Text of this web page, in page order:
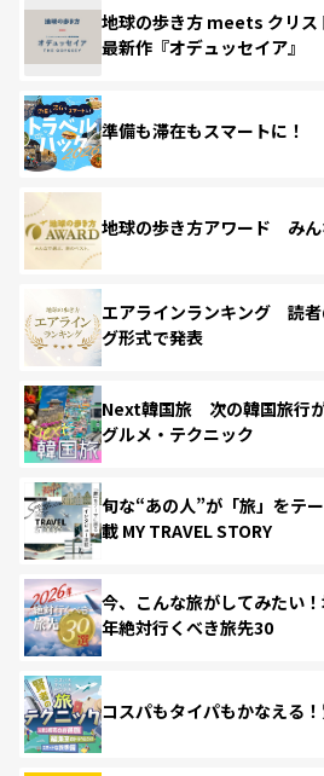
地球の歩き方 meets クリス
最新作『オデュッセイア』
準備も滞在もスマートに！
地球の歩き方アワード みん
エアラインランキング 読
グ形式で発表
Next韓国旅 次の韓国旅行
グルメ・テクニック
旬な“あの人”が「旅」をテ
載 MY TRAVEL STORY
今、こんな旅がしてみたい
年絶対行くべき旅先30
コスパもタイパもかなえる